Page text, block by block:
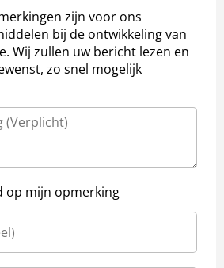
zijn voor ons
bij de ontwikkeling van
Wij zullen uw bericht lezen en
zo snel mogelijk
op mijn opmerking